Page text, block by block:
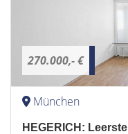
270.000,- €
München
HEGERICH: